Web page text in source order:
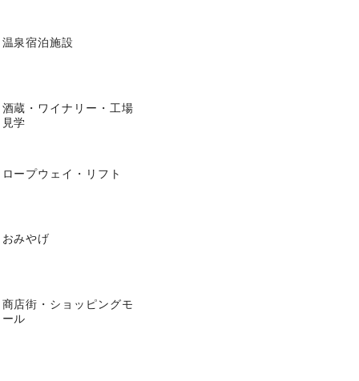
温泉宿泊施設
酒蔵・ワイナリー・工場
見学
ロープウェイ・リフト
おみやげ
商店街・ショッピングモ
ール